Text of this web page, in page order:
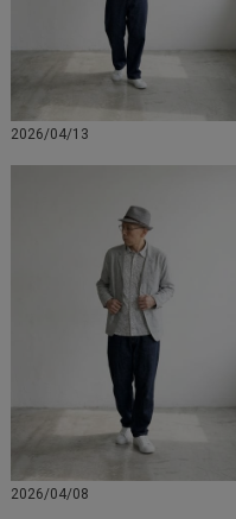
2026/04/13
2026/04/08